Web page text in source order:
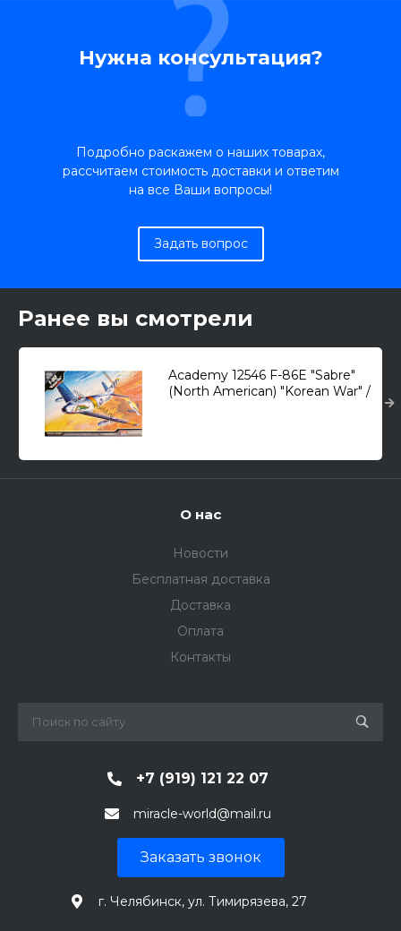
Нужна консультация?
Подробно раскажем о наших товарах,
рассчитаем стоимость доставки и ответим
на все Ваши вопросы!
Задать вопрос
Ранее вы смотрели
Academy 12546 F-86E "Sabre"
(North American) "Korean War" /
О нас
Новости
Бесплатная доставка
Доставка
Оплата
Контакты
+7 (919) 121 22 07
miracle-world@mail.ru
Заказать звонок
г. Челябинск, ул. Тимирязева, 27